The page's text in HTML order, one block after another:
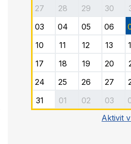
27 28 29 30
03
04 05 06
10
11 12 13
17
18 19 20
24
25 26 27
31
01 02 03
Aktivit